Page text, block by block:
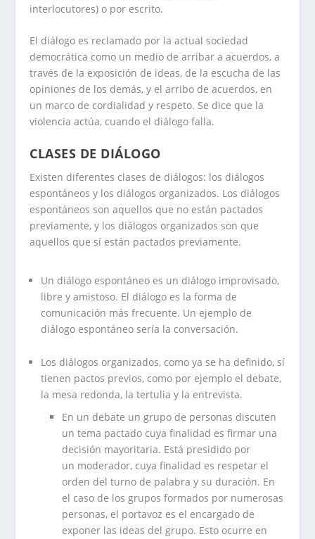
interlocutores) o por escrito.
El diálogo es reclamado por la actual sociedad
democrática como un medio de arribar a acuerdos, a
través de la exposición de ideas, de la escucha de las
opiniones de los demás, y el arribo de acuerdos, en
un marco de cordialidad y respeto. Se dice que la
violencia actúa, cuando el diálogo falla.
CLASES DE DIÁLOGO
Existen diferentes clases de diálogos: los diálogos
espontáneos y los diálogos organizados. Los diálogos
espontáneos son aquellos que no están pactados
previamente, y los diálogos organizados son que
aquellos que sí están pactados previamente.
Un diálogo espontáneo es un diálogo improvisado,
libre y amistoso. El diálogo es la forma de
comunicación más frecuente. Un ejemplo de
diálogo espontáneo sería la conversación.
Los diálogos organizados, como ya se ha definido, sí
tienen pactos previos, como por ejemplo el debate,
la mesa redonda, la tertulia y la entrevista.
En un debate un grupo de personas discuten
un tema pactado cuya finalidad es firmar una
decisión mayoritaria. Está presidido por
un moderador, cuya finalidad es respetar el
orden del turno de palabra y su duración. En
el caso de los grupos formados por numerosas
personas, el portavoz es el encargado de
exponer las ideas del grupo. Esto ocurre en